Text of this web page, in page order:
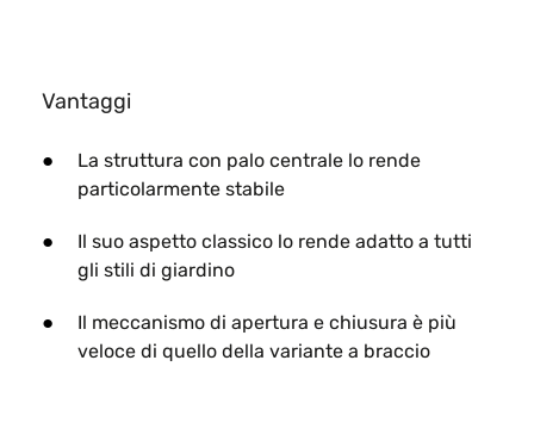
Vantaggi
La struttura con palo centrale lo rende
particolarmente stabile
Il suo aspetto classico lo rende adatto a tutti
gli stili di giardino​
Il meccanismo di apertura e chiusura è più
veloce di quello della variante a braccio